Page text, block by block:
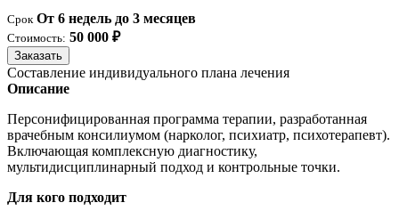
Срок От 6 недель до 3 месяцев
Стоимость: 50 000 ₽
Заказать
Составление индивидуального плана лечения
Описание
Персонифицированная программа терапии, разработанная
врачебным консилиумом (нарколог, психиатр, психотерапевт).
Включающая комплексную диагностику,
мультидисциплинарный подход и контрольные точки.
Для кого подходит